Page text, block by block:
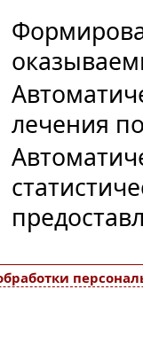
лечения